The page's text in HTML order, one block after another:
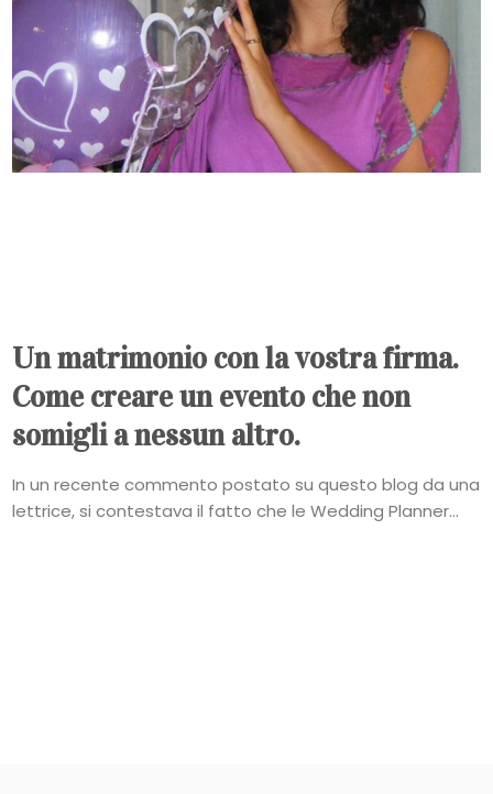
Un matrimonio con la vostra firma.
Come creare un evento che non
somigli a nessun altro.
In un recente commento postato su questo blog da una
lettrice, si contestava il fatto che le Wedding Planner...